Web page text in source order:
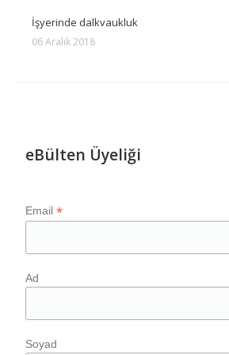
İşyerinde dalkvaukluk
06 Aralık 2018
eBülten Üyeliği
Email*
Ad
Soyad